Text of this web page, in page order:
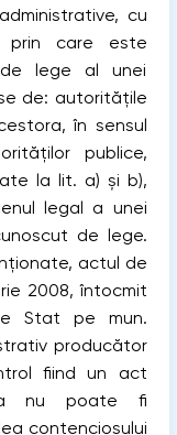
cu
prin care este
lege al unei
de: autorităţile
în sensul
publice,
la lit. a) și b),
legal a unei
de lege.
actul de
2008, întocmit
Stat pe mun.
producător
ﬁind un act
nu poate ﬁ
contenciosului